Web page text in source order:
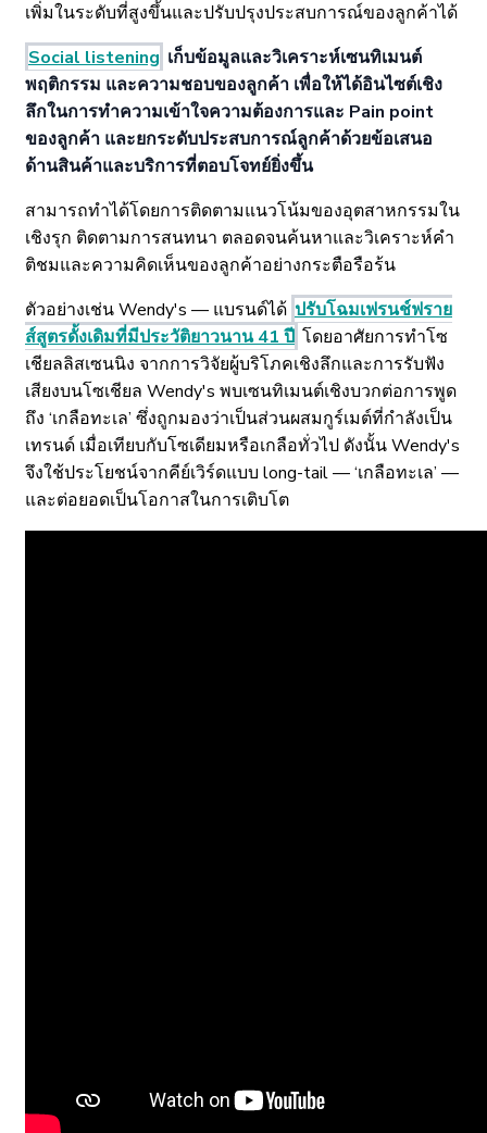
เพิ่มในระดับที่สูงขึ้นและปรับปรุงประสบการณ์ของลูกค้าได้
Social listening เก็บข้อมูลและวิเคราะห์เซนทิเมนต์
พฤติกรรม และความชอบของลูกค้า เพื่อให้ได้อินไซต์เชิง
ลึกในการทำความเข้าใจความต้องการและ Pain point
ของลูกค้า และยกระดับประสบการณ์ลูกค้าด้วยข้อเสนอ
ด้านสินค้าและบริการที่ตอบโจทย์ยิ่งขึ้น
สามารถทำได้โดยการติดตามแนวโน้มของอุตสาหกรรมใน
เชิงรุก ติดตามการสนทนา ตลอดจนค้นหาและวิเคราะห์คำ
ติชมและความคิดเห็นของลูกค้าอย่างกระตือรือร้น
ตัวอย่างเช่น Wendy's — แบรนด์ได้ ปรับโฉมเฟรนช์ฟราย
ส์สูตรดั้งเดิมที่มีประวัติยาวนาน 41 ปี โดยอาศัยการทำโซ
เชียลลิสเซนนิง จากการวิจัยผู้บริโภคเชิงลึกและการรับฟัง
เสียงบนโซเชียล Wendy's พบเซนทิเมนต์เชิงบวกต่อการพูด
ถึง ‘เกลือทะเล’ ซึ่งถูกมองว่าเป็นส่วนผสมกูร์เมต์ที่กำลังเป็น
เทรนด์ เมื่อเทียบกับโซเดียมหรือเกลือทั่วไป ดังนั้น Wendy's
จึงใช้ประโยชน์จากคีย์เวิร์ดแบบ long-tail — ‘เกลือทะเล’ —
และต่อยอดเป็นโอกาสในการเติบโต